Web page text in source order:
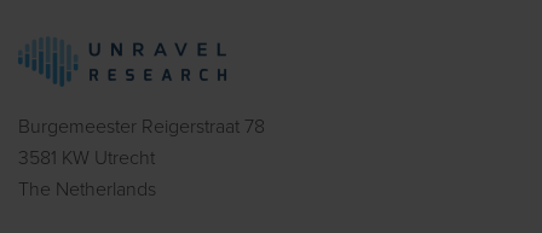
Burgemeester Reigerstraat 78
3581 KW Utrecht
The Netherlands